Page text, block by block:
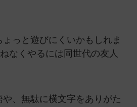
っと遊びにくいかもしれま
なくやるには同世代の友人
、無駄に横文字をありがた